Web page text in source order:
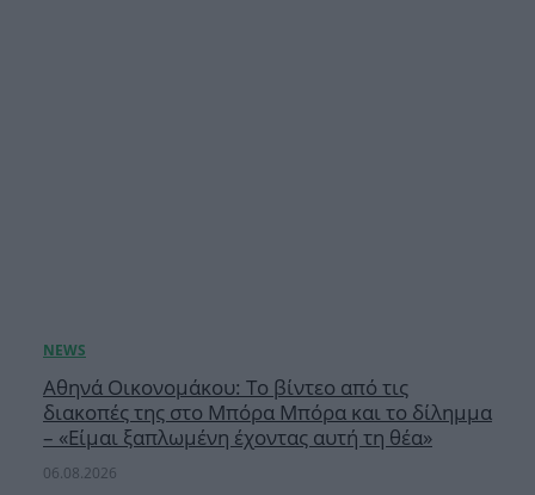
Αθηνά Οικονομάκου: Το βίντεο από τις
διακοπές της στο Μπόρα Μπόρα και το δίλημμα
– «Είμαι ξαπλωμένη έχοντας αυτή τη θέα»
06.08.2026